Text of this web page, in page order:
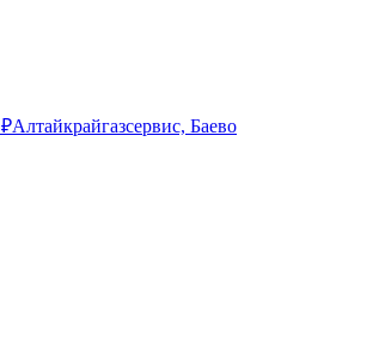
₽Алтайкрайгазсервис, Баево